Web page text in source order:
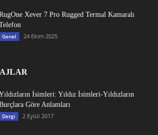
Xever 7 Pro Rugged Termal Kamaralı
Genel 24 Ekim 2025
İsimleri: Yıldız İsimleri-Yıldızların
Göre Anlamları
Dergi 2 Eylül 2017